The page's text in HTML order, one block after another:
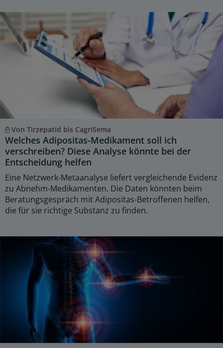
Von Tirzepatid bis CagriSema
Welches Adipositas-Medikament soll ich
verschreiben? Diese Analyse könnte bei der
Entscheidung helfen
Eine Netzwerk-Metaanalyse liefert vergleichende Evidenz
zu Abnehm-Medikamenten. Die Daten könnten beim
Beratungsgespräch mit Adipositas-Betroffenen helfen,
die für sie richtige Substanz zu finden.